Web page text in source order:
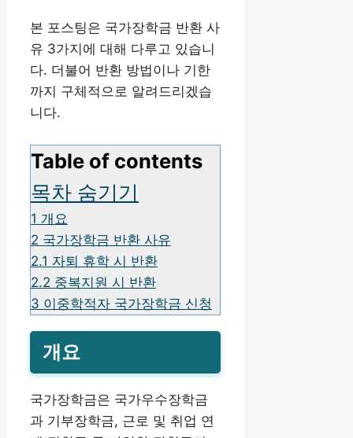
본 포스팅은 국가장학금 반환 사
유 3가지에 대해 다루고 있습니
다. 더불어 반환 방법이나 기한
까지 구체적으로 알려드리겠습
니다.
Table of contents
목차 숨기기
1 개요
2 국가장학금 반환 사유
2.1 자퇴 휴학 시 반환
2.2 중복지원 시 반환
3 이중학적자 국가장학금 신청
개요
국가장학금은 국가우수장학금
과 기부장학금, 근로 및 취업 연